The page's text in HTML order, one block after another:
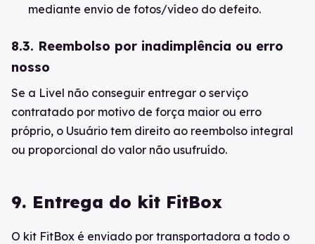
mediante envio de fotos/vídeo do defeito.
8.3. Reembolso por inadimplência ou erro
nosso
Se a Livel não conseguir entregar o serviço
contratado por motivo de força maior ou erro
próprio, o Usuário tem direito ao reembolso integral
ou proporcional do valor não usufruído.
9. Entrega do kit FitBox
O kit FitBox é enviado por transportadora a todo o